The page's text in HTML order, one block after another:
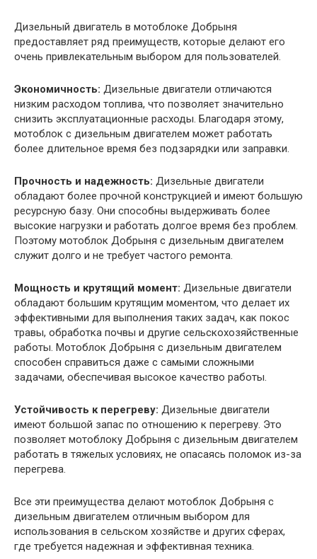
Дизельный двигатель в мотоблоке Добрыня
предоставляет ряд преимуществ, которые делают его
очень привлекательным выбором для пользователей.
Экономичность: Дизельные двигатели отличаются
низким расходом топлива, что позволяет значительно
снизить эксплуатационные расходы. Благодаря этому,
мотоблок с дизельным двигателем может работать
более длительное время без подзарядки или заправки.
Прочность и надежность: Дизельные двигатели
обладают более прочной конструкцией и имеют большую
ресурсную базу. Они способны выдерживать более
высокие нагрузки и работать долгое время без проблем.
Поэтому мотоблок Добрыня с дизельным двигателем
служит долго и не требует частого ремонта.
Мощность и крутящий момент: Дизельные двигатели
обладают большим крутящим моментом, что делает их
эффективными для выполнения таких задач, как покос
травы, обработка почвы и другие сельскохозяйственные
работы. Мотоблок Добрыня с дизельным двигателем
способен справиться даже с самыми сложными
задачами, обеспечивая высокое качество работы.
Устойчивость к перегреву: Дизельные двигатели
имеют большой запас по отношению к перегреву. Это
позволяет мотоблоку Добрыня с дизельным двигателем
работать в тяжелых условиях, не опасаясь поломок из-за
перегрева.
Все эти преимущества делают мотоблок Добрыня с
дизельным двигателем отличным выбором для
использования в сельском хозяйстве и других сферах,
где требуется надежная и эффективная техника.